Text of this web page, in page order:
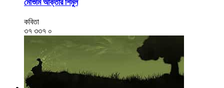
মৌশুমি আক্তার শিমুল
কবিতা
৩৭ ৩৩৭ ০